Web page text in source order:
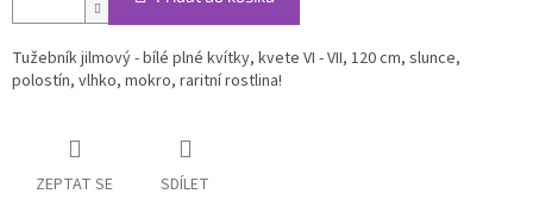
Tužebník jilmový - bílé plné kvítky, kvete VI - VII, 120 cm, slunce,
polostín, vlhko, mokro, raritní rostlina!
ZEPTAT SE SDÍLET